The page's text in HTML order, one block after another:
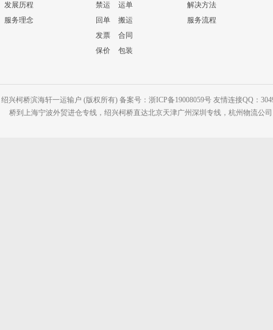
发展历程
服务理念
禁运
运单
回单
搬运
发票
合同
保价
包装
解决方法
服务流程
绍兴柯桥滨海轩一运输户 (版权所有) 备案号：浙ICP备19008059号 友情连接QQ：
桥到上海宁波外贸进仓专线，绍兴柯桥直达北京天津广州深圳专线，杭州物流公